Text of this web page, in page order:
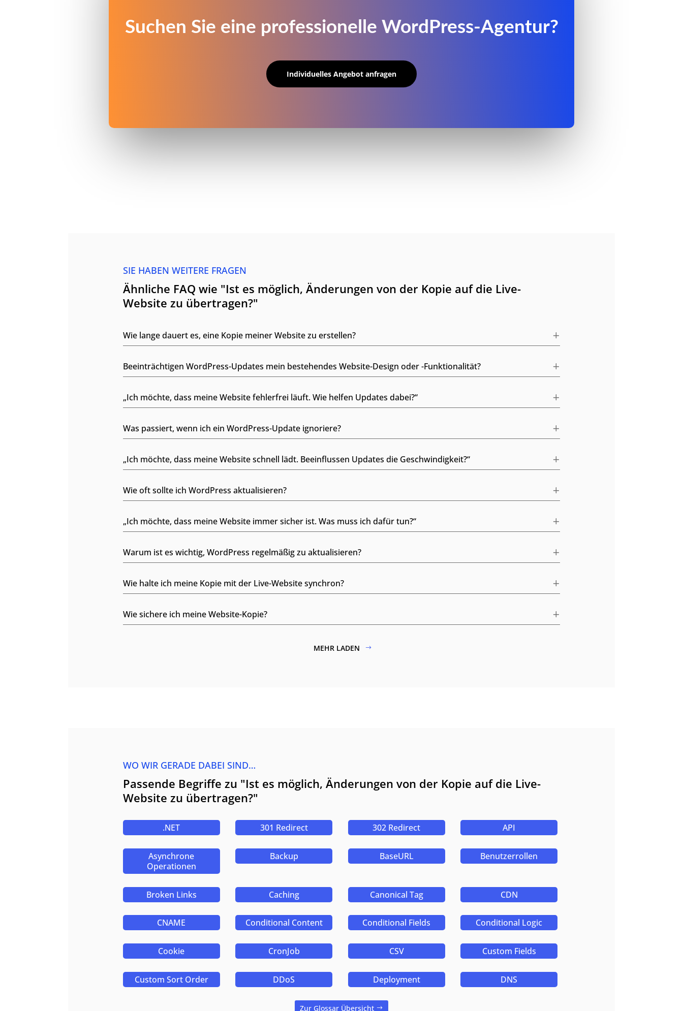
Suchen Sie eine professionelle WordPress-Agentur?
Individuelles Angebot anfragen
SIE HABEN WEITERE FRAGEN
Ähnliche FAQ wie "Ist es möglich, Änderungen von der Kopie auf die Live-
Website zu übertragen?"
Wie lange dauert es, eine Kopie meiner Website zu erstellen?
Beeinträchtigen WordPress-Updates mein bestehendes Website-Design oder -Funktionalität?
„Ich möchte, dass meine Website fehlerfrei läuft. Wie helfen Updates dabei?“
Was passiert, wenn ich ein WordPress-Update ignoriere?
„Ich möchte, dass meine Website schnell lädt. Beeinflussen Updates die Geschwindigkeit?“
Wie oft sollte ich WordPress aktualisieren?
„Ich möchte, dass meine Website immer sicher ist. Was muss ich dafür tun?“
Warum ist es wichtig, WordPress regelmäßig zu aktualisieren?
Wie halte ich meine Kopie mit der Live-Website synchron?
Wie sichere ich meine Website-Kopie?
MEHR LADEN
WO WIR GERADE DABEI SIND…
Passende Begriffe zu "Ist es möglich, Änderungen von der Kopie auf die Live-
Website zu übertragen?"
.NET 301 Redirect 302 Redirect API
Asynchrone
Operationen
Backup BaseURL Benutzerrollen
Broken Links Caching Canonical Tag CDN
CNAME Conditional Content Conditional Fields Conditional Logic
Cookie CronJob CSV Custom Fields
Custom Sort Order DDoS Deployment DNS
Zur Glossar Übersicht